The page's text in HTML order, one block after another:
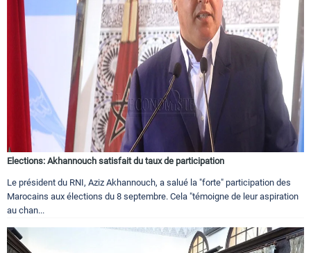
Elections: Akhannouch satisfait du taux de participation
Le président du RNI, Aziz Akhannouch, a salué la "forte" participation des
Marocains aux élections du 8 septembre. Cela "témoigne de leur aspiration
au chan...